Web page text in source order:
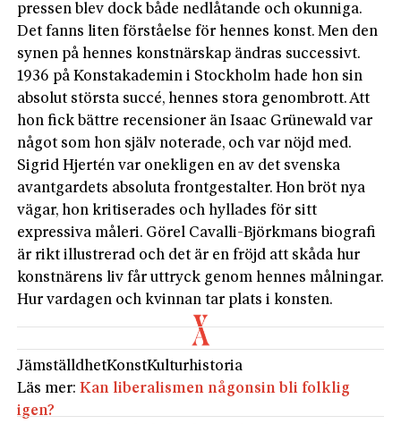
pressen blev dock både nedlåtande och okunniga.
Det fanns liten förståelse för hennes konst. Men den
synen på hennes konstnärskap ändras successivt.
1936 på Konstakademin i Stockholm hade hon sin
absolut största succé, hennes stora genombrott. Att
hon fick bättre recensioner än Isaac Grünewald var
något som hon själv noterade, och var nöjd med.
Sigrid Hjertén var onekligen en av det svenska
avantgardets absoluta frontgestalter. Hon bröt nya
vägar, hon kritiserades och hyllades för sitt
expressiva måleri. Görel Cavalli-Björkmans biografi
är rikt illustrerad och det är en fröjd att skåda hur
konstnärens liv får uttryck genom hennes målningar.
Hur vardagen och kvinnan tar plats i konsten.
JämställdhetKonstKulturhistoria
Läs mer:Kan liberalismen någonsin bli folklig
igen?